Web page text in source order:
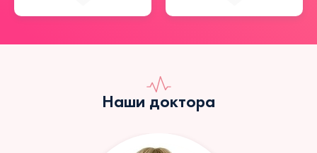
Наши доктора